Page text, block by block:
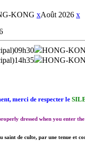
KONG xAoût 2026 x
09h30 HONG-
14h35 HONG-
merci de respecter le
dressed when you enter
saint de culte, par une tenue et